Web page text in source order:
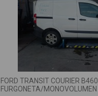
FORD TRANSIT COURIER B460
FURGONETA/MONOVOLUMEN